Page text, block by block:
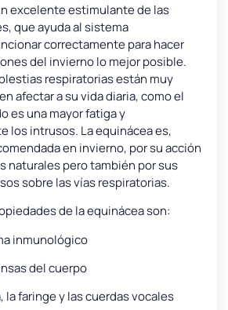
excelente estimulante de las
que ayuda al sistema
correctamente para hacer
del invierno lo mejor posible.
respiratorias están muy
afectar a su vida diaria, como el
es una mayor fatiga y
los intrusos. La equinácea es,
en invierno, por su acción
naturales pero también por sus
sobre las vías respiratorias.
de la equinácea son:
inmunológico
del cuerpo
la faringe y las cuerdas vocales